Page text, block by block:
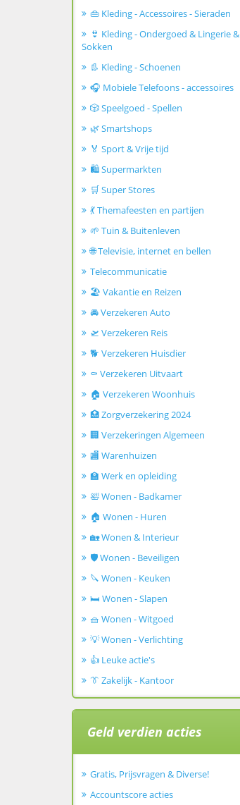
👜 Kleding - Accessoires - Sieraden
👙 Kleding - Ondergoed & Lingerie &
Sokken
👢 Kleding - Schoenen
🎧 Mobiele Telefoons - accessoires
🎲 Speelgoed - Spellen
🌿 Smartshops
🏅 Sport & Vrije tijd
🛍️ Supermarkten
🛒 Super Stores
💃 Themafeesten en partijen
🌱 Tuin & Buitenleven
🌐 Televisie, internet en bellen
Telecommunicatie
🏖️ Vakantie en Reizen
🚘 Verzekeren Auto
🛫 Verzekeren Reis
🐕 Verzekeren Huisdier
⚰️ Verzekeren Uitvaart
🏠 Verzekeren Woonhuis
🏥 Zorgverzekering 2024
🏢 Verzekeringen Algemeen
🏬 Warenhuizen
🏫 Werk en opleiding
🛀 Wonen - Badkamer
🏠 Wonen - Huren
🏡 Wonen & Interieur
🛡️ Wonen - Beveiligen
🔪 Wonen - Keuken
🛏️ Wonen - Slapen
🧺 Wonen - Witgoed
💡 Wonen - Verlichting
👍 Leuke actie's
👔 Zakelijk - Kantoor
Geld verdien acties
Gratis, Prijsvragen & Diverse!
Accountscore acties